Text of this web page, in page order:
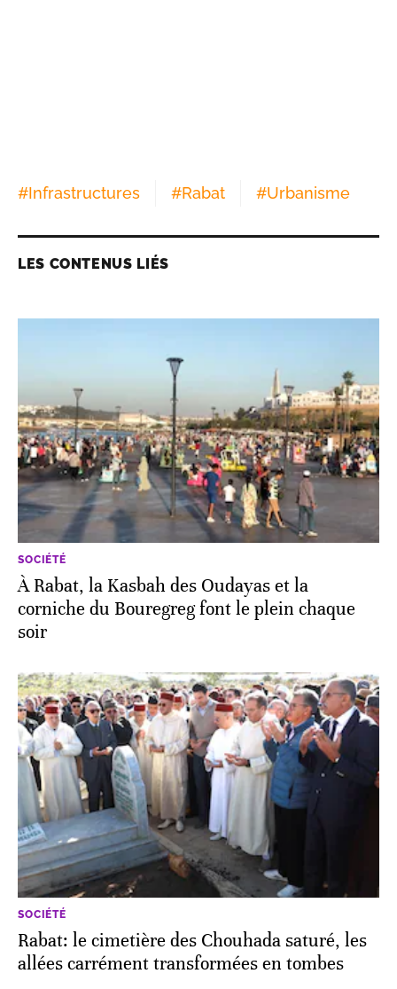
#Infrastructures #Rabat #Urbanisme
LES CONTENUS LIÉS
SOCIÉTÉ
À Rabat, la Kasbah des Oudayas et la
corniche du Bouregreg font le plein chaque
soir
SOCIÉTÉ
Rabat: le cimetière des Chouhada saturé, les
allées carrément transformées en tombes